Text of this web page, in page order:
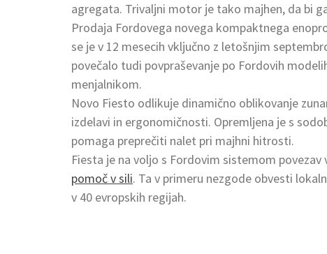
agregata. Trivaljni motor je tako majhen, da bi
Prodaja Fordovega novega kompaktnega
se je v 12 mesecih vključno z letošnjim
povečalo tudi povpraševanje po Fordovih
menjalnikom.
Novo Fiesto odlikuje dinamično oblikovanje
izdelavi in ergonomičnosti. Opremljena je s
pomaga preprečiti nalet pri majhni hitrosti.
Fiesta je na voljo s Fordovim sistemom
pomoč v sili. Ta v primeru nezgode obvesti
v 40 evropskih regijah.